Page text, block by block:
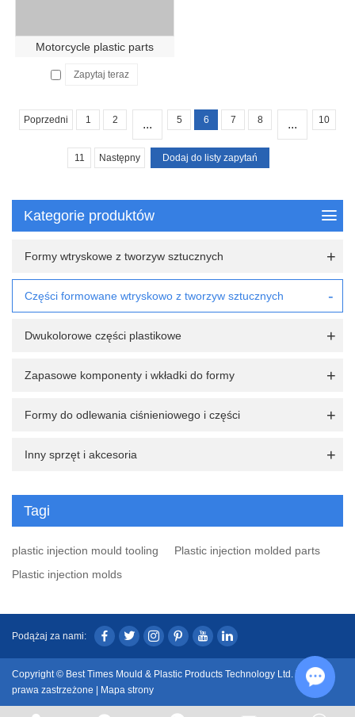
Motorcycle plastic parts
Zapytaj teraz
Poprzedni 1 2 ... 5 6 7 8 ... 10
11 Następny
Kategorie produktów
Formy wtryskowe z tworzyw sztucznych
Części formowane wtryskowo z tworzyw sztucznych
Dwukolorowe części plastikowe
Zapasowe komponenty i wkładki do formy
Formy do odlewania ciśnieniowego i części
Inny sprzęt i akcesoria
Tagi
plastic injection mould tooling
Plastic injection molded parts
Plastic injection molds
Podążaj za nami:
Copyright © Best Times Mould & Plastic Products Technology Ltd. Wszelkie
prawa zastrzeżone |
Mapa strony